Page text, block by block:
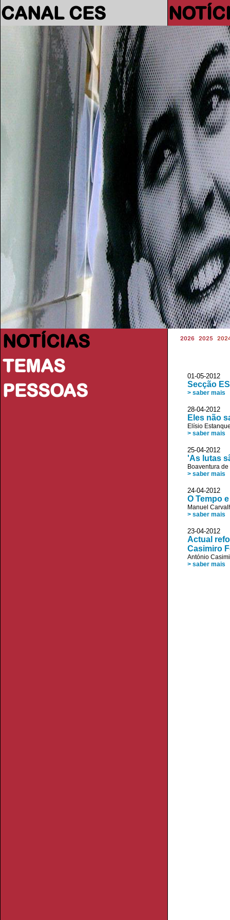
CANAL CES
NOTÍCIAS
TEMAS
PESSOAS
2026 2025
01-05-2012
Secção
> saber mais
28-04-
Eles não
Elísio
> saber mais
25-04-2012
'As lutas
Boaventura
> saber mais
24-04-2012
O Tempo
Manuel
> saber mais
23-04-
Actual
Casimiro
António
> saber mais